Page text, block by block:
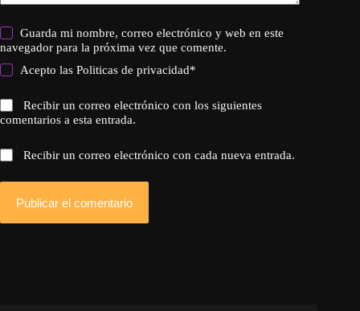
Guarda mi nombre, correo electrónico y web en este
navegador para la próxima vez que comente.
Acepto lasPoliticas de privacidad*
Recibir un correo electrónico con los siguientes
comentarios a esta entrada.
Recibir un correo electrónico con cada nueva entrada.
Publicar el comentario